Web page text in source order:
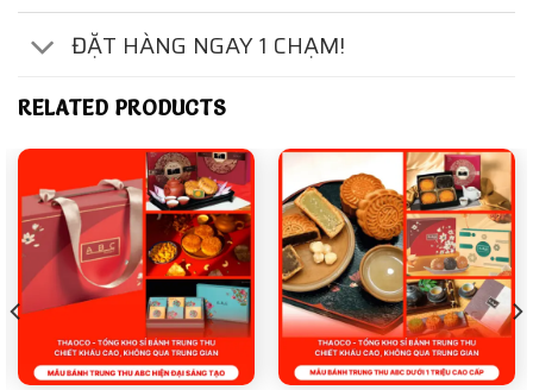
ĐẶT HÀNG NGAY 1 CHẠM!
RELATED PRODUCTS